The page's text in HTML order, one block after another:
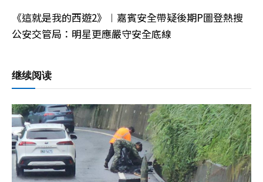
《這就是我的西遊2》︱嘉賓安全帶疑後期P圖登熱搜
公安交管局：明星更應嚴守安全底線
继续阅读